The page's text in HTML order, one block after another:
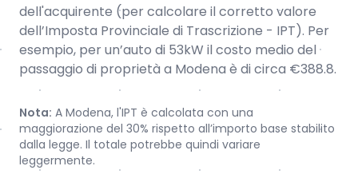
dell'acquirente (per calcolare il corretto valore
dell’Imposta Provinciale di Trascrizione - IPT). Per
esempio, per un’auto di 53kW il costo medio del
passaggio di proprietà a Modena è di circa €388.8.
Nota: A Modena, l'IPT è calcolata con una
maggiorazione del 30% rispetto all’importo base stabilito
dalla legge. Il totale potrebbe quindi variare
leggermente.